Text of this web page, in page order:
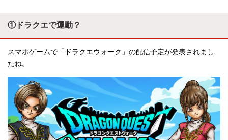
①ドラクエで運動？
スマホゲームで「ドラクエウォーク」の配信予定が発表されまし
たね。